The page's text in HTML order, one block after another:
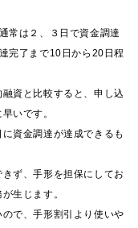
常は２、３日で資金調達
完了まで10日から20日程
資と比較すると、申し込
いです。
資金調達が達成できるも
ず、手形を担保にしてお
生じます。
で、手形割引より使いや